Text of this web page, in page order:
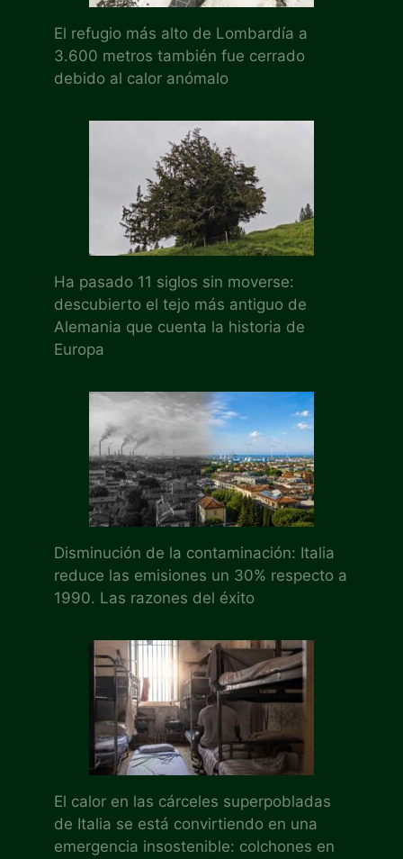
El refugio más alto de Lombardía a
3.600 metros también fue cerrado
debido al calor anómalo
Ha pasado 11 siglos sin moverse:
descubierto el tejo más antiguo de
Alemania que cuenta la historia de
Europa
Disminución de la contaminación: Italia
reduce las emisiones un 30% respecto a
1990. Las razones del éxito
El calor en las cárceles superpobladas
de Italia se está convirtiendo en una
emergencia insostenible: colchones en